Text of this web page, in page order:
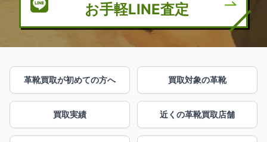
お手軽LINE査定
革靴買取が初めての方へ 買取対象の革靴
買取実績 近くの革靴買取店舗